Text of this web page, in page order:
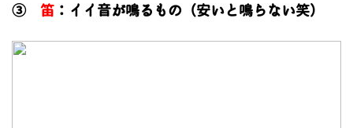
③ 笛 ：イイ音が鳴るもの（安いと鳴らない笑）